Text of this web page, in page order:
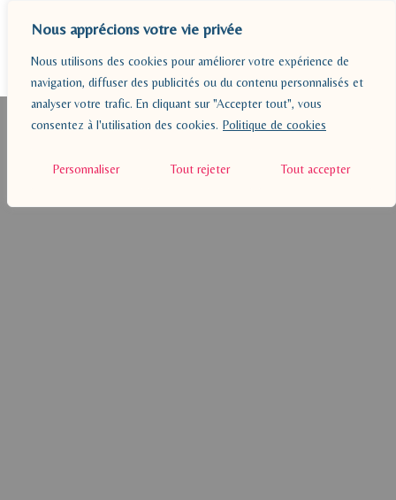
Nous apprécions votre vie privée
Nous utilisons des cookies pour améliorer votre expérience de
navigation, diffuser des publicités ou du contenu personnalisés et
analyser votre trafic. En cliquant sur "Accepter tout", vous
consentez à l'utilisation des cookies. Politique de cookies
Personnaliser Tout rejeter Tout accepter
BLOG
PÉDAGOGIE
A PROPOS